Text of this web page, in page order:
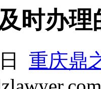
时办
重庆鼎